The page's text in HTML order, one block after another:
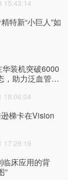
15:43:14
特新“小巨人”如
装机突破6000
，助力泛血管诊
18:06:04
梯卡在Vision
17:29:19
床应用的背
”